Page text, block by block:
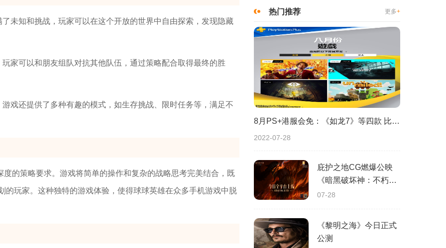
未知和挑战，玩家可以在这个开放的世界中自由探索，发现隐藏
家可以和朋友组队对抗其他队伍，通过策略配合取得最终的胜
戏还提供了多种有趣的模式，如生存挑战、限时任务等，满足不
的策略要求。游戏将简单的操作和复杂的战略思考完美结合，既
的玩家。这种独特的游戏体验，使得球球英雄在众多手机游戏中脱
热门推荐 更多+
8月PS+港服会免：《如龙7》等四款 比欧美服多一款
2022-07-28
庇护之地CG燃爆公映
《暗黑破坏神：不朽》
今日全平台上线
07-28
《黎明之海》今日正式
公测